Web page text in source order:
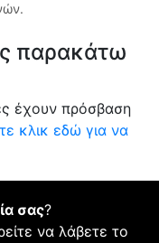
παρακάτω
έχουν πρόσβαση
κλικ εδώ για να
σας?
να λάβετε το